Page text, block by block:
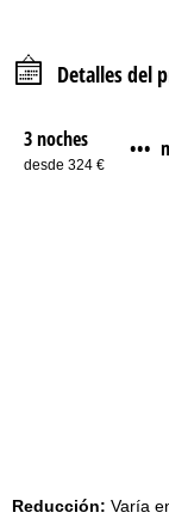
Detalles del
3 noches
desde 324 €
•••
Reducción: Varía